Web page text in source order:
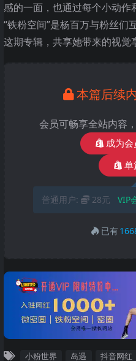
感的一面，也通过每个小动作
“铁粉空间”是杨百万与粉丝们
这期专辑，共享她带来的视觉
本篇后续
会员可畅享全站内容
成为会
单
普通用户: 28元 VIP
已有
小粉世界 岛遇 抖音网红